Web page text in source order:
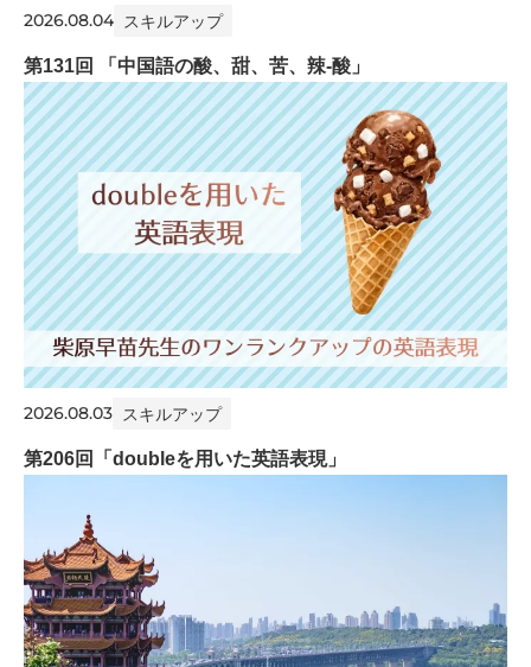
2026.08.04 スキルアップ
第131回 「中国語の酸、甜、苦、辣-酸」
2026.08.03 スキルアップ
第206回「doubleを用いた英語表現」